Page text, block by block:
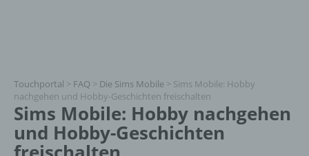
Touchportal > FAQ > Die Sims Mobile > Sims Mobile: Hobby
nachgehen und Hobby-Geschichten freischalten
Sims Mobile: Hobby nachgehen
und Hobby-Geschichten